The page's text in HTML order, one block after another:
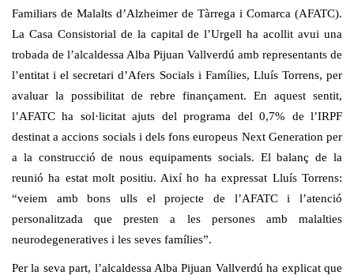
Familiars de Malalts d’Alzheimer de Tàrrega i Comarca (AFATC).
La Casa Consistorial de la capital de l’Urgell ha acollit avui una
trobada de l’alcaldessa Alba Pijuan Vallverdú amb representants de
l’entitat i el secretari d’Afers Socials i Famílies, Lluís Torrens, per
avaluar la possibilitat de rebre finançament. En aquest sentit,
l’AFATC ha sol·licitat ajuts del programa del 0,7% de l’IRPF
destinat a accions socials i dels fons europeus Next Generation per
a la construcció de nous equipaments socials. El balanç de la
reunió ha estat molt positiu. Així ho ha expressat Lluís Torrens:
“veiem amb bons ulls el projecte de l’AFATCi l’atenció
personalitzada que presten a les persones amb malalties
neurodegeneratives i les seves famílies”.
Per la seva part, l’alcaldessa AlbaPijuan Vallverdú ha explicat que